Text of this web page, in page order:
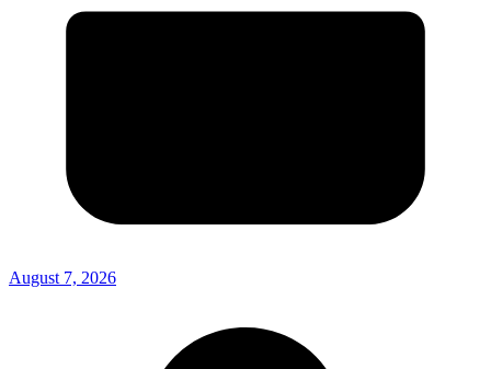
August 7, 2026